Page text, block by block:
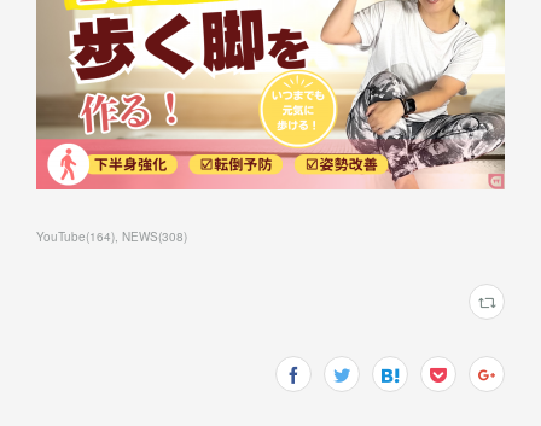
YouTube(164) NEWS(308)